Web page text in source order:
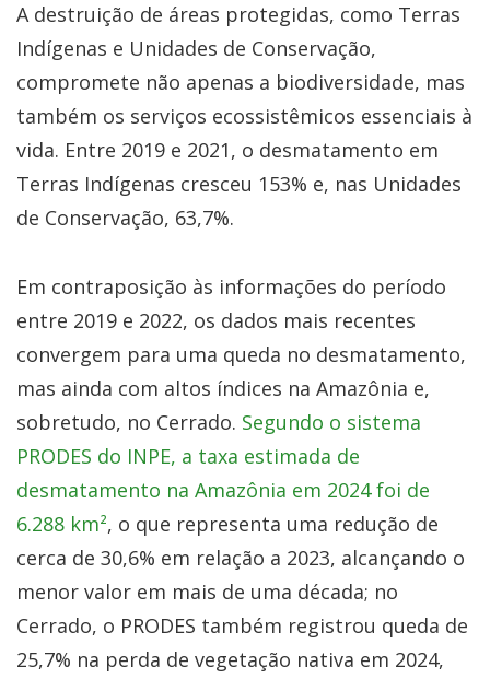
A destruição de áreas protegidas, como Terras
Indígenas e Unidades de Conservação,
compromete não apenas a biodiversidade, mas
também os serviços ecossistêmicos essenciais à
vida. Entre 2019 e 2021, o desmatamento em
Terras Indígenas cresceu 153% e, nas Unidades
de Conservação, 63,7%.
Em contraposição às informações do período
entre 2019 e 2022, os dados mais recentes
convergem para uma queda no desmatamento,
mas ainda com altos índices na Amazônia e,
sobretudo, no Cerrado. Segundo o sistema
PRODES do INPE, a taxa estimada de
desmatamento na Amazônia em 2024 foi de
6.288 km², o que representa uma redução de
cerca de 30,6% em relação a 2023, alcançando o
menor valor em mais de uma década; no
Cerrado, o PRODES também registrou queda de
25,7% na perda de vegetação nativa em 2024,